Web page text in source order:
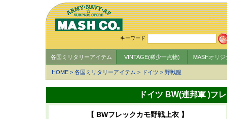
キーワード
各国ミリタリーアイテム VINTAGE(稀少一点物) MASHオリ
HOME > 各国ミリタリーアイテム > ドイツ > 野戦服
ドイツ BW(連邦軍 )フ
【 BWフレックカモ野戦上衣 】